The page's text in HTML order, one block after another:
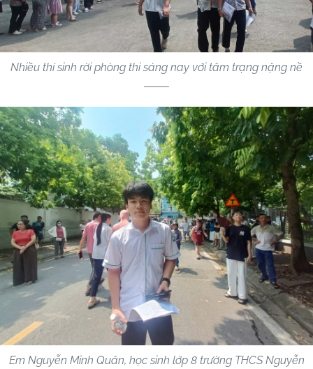
Nhiều thí sinh rời phòng thi sáng nay với tâm trạng nặng nề
Em Nguyễn Minh Quân, học sinh lớp 8 trường THCS Nguyễn